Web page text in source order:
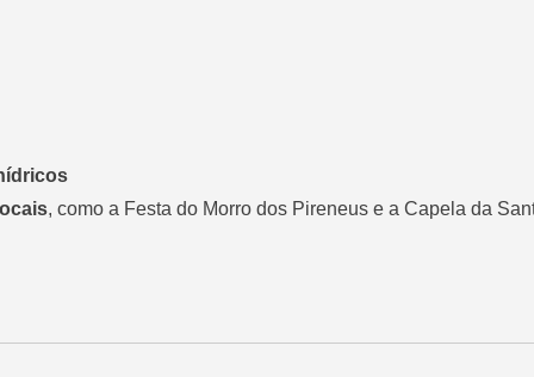
, como a Festa do Morro dos Pireneus e a Capela da